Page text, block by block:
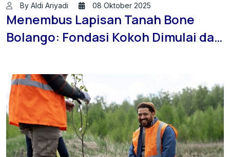
By Aldi Ariyadi 08 Oktober 2025
Menembus Lapisan Tanah Bone
Bolango: Fondasi Kokoh Dimulai dari